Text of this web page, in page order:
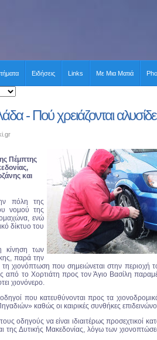
Ειδήσεις Links Με Μια Ματιά
- Πού χρειάζονται
Πέμπτης
και
πόλη της
νομού της
ενώ
δίκτυο του
κίνηση των
παρά την
χιονόπτωση που σημειώνεται στην περιοχή
από το Χορτιάτη προς τον Άγιο Βασίλη
χιονόνερο.
που κατευθύνονται προς τα
καθώς οι καιρικές συνθήκες
οδηγούς να είναι ιδιαιτέρως προσεχτικοί
της Δυτικής Μακεδονίας, λόγω των